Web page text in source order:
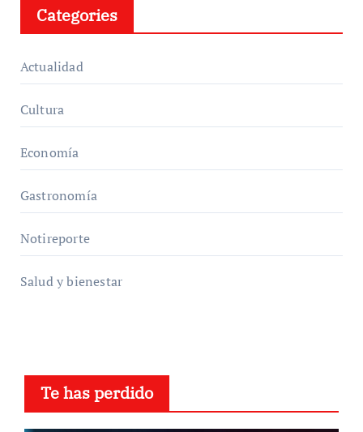
Categories
Actualidad
Cultura
Economía
Gastronomía
Notireporte
Salud y bienestar
Te has perdido